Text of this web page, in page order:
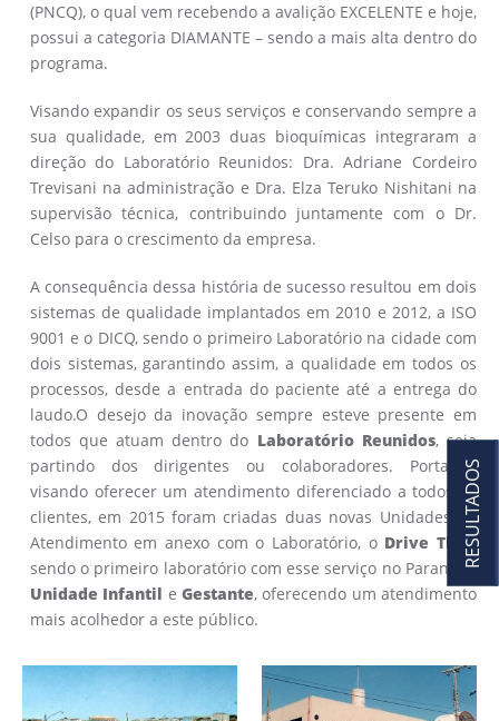
(PNCQ), o qual vem recebendo a avalição EXCELENTE e hoje,
possui a categoria DIAMANTE – sendo a mais alta dentro do
programa.
Visando expandir os seus serviços e conservando sempre a
sua qualidade, em 2003 duas bioquímicas integraram a
direção do Laboratório Reunidos: Dra. Adriane Cordeiro
Trevisani na administração e Dra. Elza Teruko Nishitani na
supervisão técnica, contribuindo juntamente com o Dr.
Celso para o crescimento da empresa.
A consequência dessa história de sucesso resultou em dois
sistemas de qualidade implantados em 2010 e 2012, a ISO
9001 e o DICQ, sendo o primeiro Laboratório na cidade com
dois sistemas, garantindo assim, a qualidade em todos os
processos, desde a entrada do paciente até a entrega do
laudo.O desejo da inovação sempre esteve presente em
todos que atuam dentro do Laboratório Reunidos, seja
partindo dos dirigentes ou colaboradores. Portanto,
visando oferecer um atendimento diferenciado a todos os
clientes, em 2015 foram criadas duas novas Unidades de
Atendimento em anexo com o Laboratório, o Drive Thru,
sendo o primeiro laboratório com esse serviço no Paraná. A
Unidade Infantil e Gestante, oferecendo um atendimento
mais acolhedor a este público.
RESULTADOS